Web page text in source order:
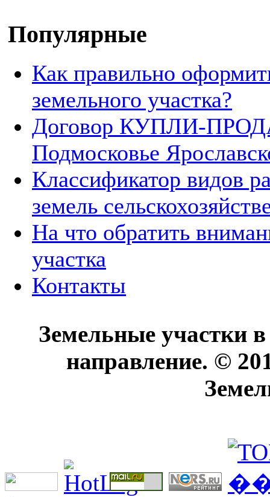
Популярные
Как правильно
земельного участка?
Договор КУПЛИ-
Подмосковье
Классификатор видов
земель
На что обратить
участка
Контакты
Земельные участки
направление. ©